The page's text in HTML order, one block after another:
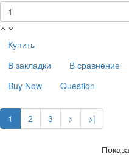
Купить
В закладки
В сравнение
Buy Now
Question
1 2 3 > >|